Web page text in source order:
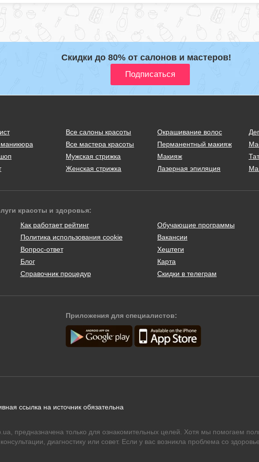
Скидки до 80% от салонов и мастеров!
Все салоны красоты
Все мастера красоты
Мужская стрижка
Женская стрижка
Окрашивание волос
Перманентный макияж
Макияж
Лазерная эпиляция
красоты и здоровья:
Как работает рейтинг
Политика использования cookie
Вопрос-ответ
Блог
Справочник процедур
Обучающие программы
Вакансии
Хештеги
Карта
Скидки в телеграм
Приложения для специалистов:
ссылка на источник обязательна
предназначена только для ознакомительных целей. Хотя мы помогаем
диагностику или совет. Если у вас возникла проблема со